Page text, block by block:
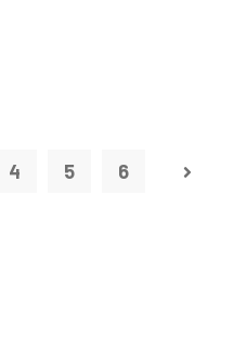
4 5 6